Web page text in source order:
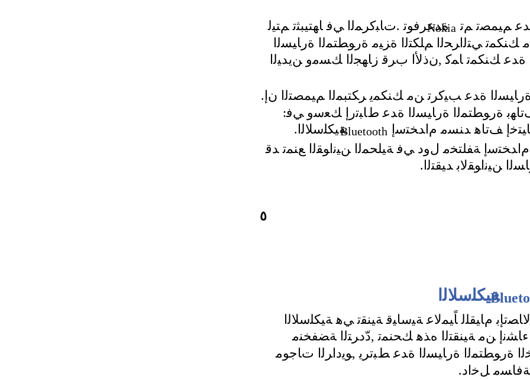
ﺓﺪﻋﺮﻓﻮﺗ .ﺕﺎﺒﻛﺮﻤﻟﺍ ﻲﻓ ﺎﻬﺘﻴﺒﺜﺗ ﻢﺘﻴﻟ
Nokia ﻢﻴﻤﺼﺗ ﻢﺗ
ﻲﺘﻟﺍﺮﺤﻟﺍ ﻢﻠﻜﺘﻟﺍ ﺓﺰﻴﻣ ﺓﺭﻮﻄﺘﻤﻟﺍ ﺓﺭﺎﻴﺴﻟﺍ
ﻚﻨﻜﻤﺗ ﺎﻤﻛ ,ﻥﺫﻷﺍ ﺏﺮﻗ ﺯﺎﻬﺠﻟﺍ ﻚﺴﻣﻭ ﻦﻳﺪﻴﻟﺍ
ﺓﺪﻋ ﺐﻴﻛﺮﺗ ﻦﻣ ﻚﻨﻜﻤﻳ ﺮﻜﺘﺒﻤﻟﺍ ﻢﻴﻤﺼﺘﻟﺍ ﻥﺇ
ﺓﺭﻮﻄﺘﻤﻟﺍ ﺓﺭﺎﻴﺴﻟﺍ ﺓﺪﻋ ﻁﺎﺒﺗﺭﺇ ﻚﻌﺳﻭ ﻲﻓ
.ﺔﻴﻜﻠﺳﻼﻟﺍBluetooth ﻒﺗﺎﻫ ﺪﻨﺴﻣ ﻡﺍﺪﺨﺘﺳﺇ
ﺔﻔﻠﺘﺨﻣ ﻝﻭﺩ ﻲﻓ ﺔﻴﻠﺤﻤﻟﺍ ﻦﻴﻧﺍﻮﻘﻟﺍ ﻊﻨﻤﺗ ﺪﻗ
ﻦﻴﻧﺍﻮﻘﻟﺎﺑ ﺪﻴﻘﺘﻟﺍ
٥
ﺔﻴﻜﻠﺳﻼﻟﺍ
ﻡﺎﻴﻘﻠﻟ ﺎًﻴﻤﻟﺎﻋ ﺔﻴﺳﺎﻴﻗ ﺔﻴﻨﻘﺗ ﻲﻫ ﺔﻴﻜﻠﺳﻼﻟﺍ
ﻦﻣ ﺔﻴﻨﻘﺘﻟﺍ ﻩﺬﻫ ﻚﺤﻨﻤﺗ ,ﺩّﺩﺮﺘﻟﺍ ﺔﻀﻔﺨﻨﻣ
ﺓﺭﻮﻄﺘﻤﻟﺍ ﺓﺭﺎﻴﺴﻟﺍ ﺓﺪﻋ ﻂﺒﺗﺮﻳ ,ﻮﻳﺩﺍﺮﻟﺍ ﺕﺎﺟﻮﻣ